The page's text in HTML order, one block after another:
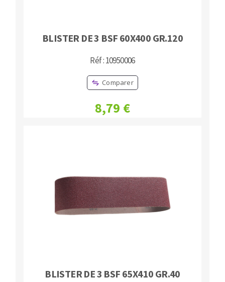
BLISTER DE 3 BSF 60X400 GR.120
Réf : 10950006
Comparer
8,79 €
BLISTER DE 3 BSF 65X410 GR.40